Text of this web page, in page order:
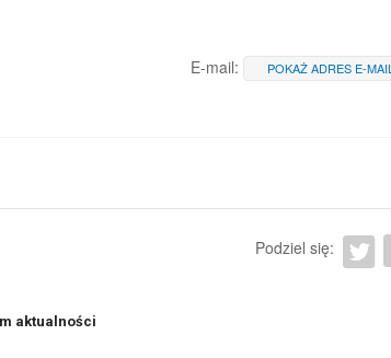
E-mail: POKAŻ ADRES E-MAIL
Podziel się:
aktualności